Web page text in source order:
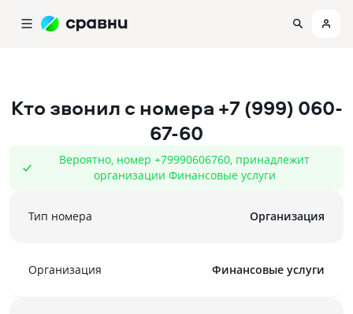
Кто звонил с номера +7 (999) 060-
67-60
Вероятно, номер +79990606760, принадлежит
организации Финансовые услуги
Тип номера Организация
Организация Финансовые услуги